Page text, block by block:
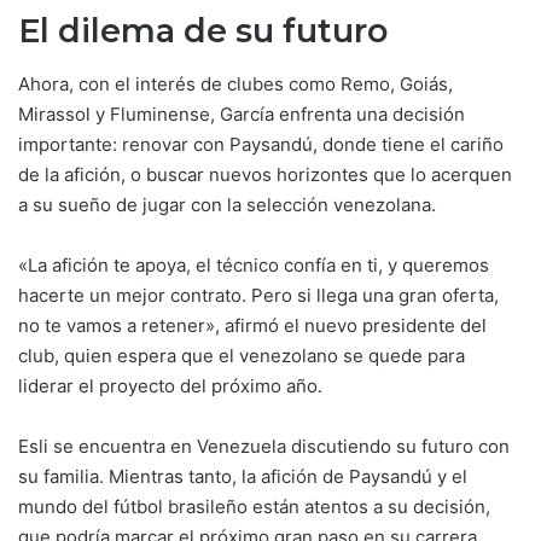
El dilema de su futuro
Ahora, con el interés de clubes como Remo, Goiás,
Mirassol y Fluminense, García enfrenta una decisión
importante: renovar con Paysandú, donde tiene el cariño
de la afición, o buscar nuevos horizontes que lo acerquen
a su sueño de jugar con la selección venezolana.
«La afición te apoya, el técnico confía en ti, y queremos
hacerte un mejor contrato. Pero si llega una gran oferta,
no te vamos a retener», afirmó el nuevo presidente del
club, quien espera que el venezolano se quede para
liderar el proyecto del próximo año.
Esli se encuentra en Venezuela discutiendo su futuro con
su familia. Mientras tanto, la afición de Paysandú y el
mundo del fútbol brasileño están atentos a su decisión,